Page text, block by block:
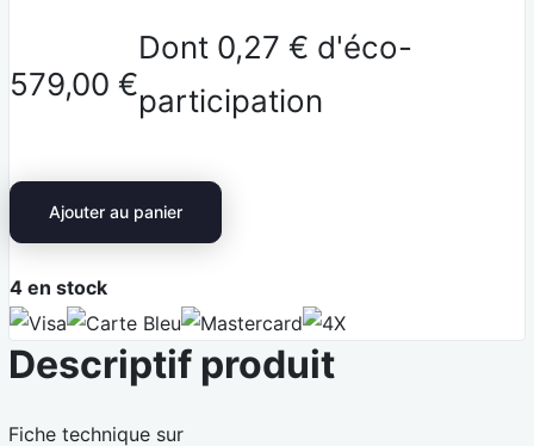
579,00 €
Dont 0,27 € d'éco-
participation
Ajouter au panier
4 en stock
V
i
s
C
a
M
a
4
Descriptif produit
Fiche technique sur